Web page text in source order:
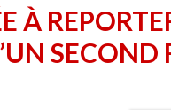
À
SECOND